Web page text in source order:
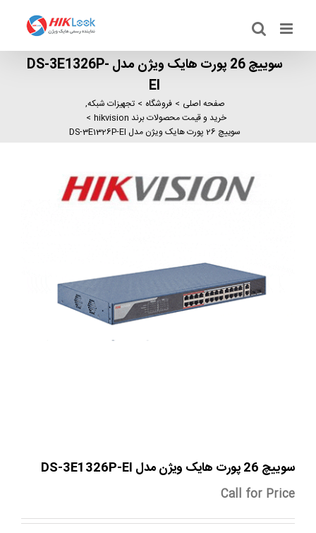
content
سوییچ 26 پورت هایک ویژن مدل DS-3E1326P-
EI
صفحه اصلی فروشگاه
تجهیزات شبکه
خرید و قیمت محصولات برند hikvision
سوییچ 26 پورت هایک ویژن مدل DS-3E1326P-EI
سوییچ 26 پورت هایک ویژن مدل DS-3E1326P-EI
Call for Price